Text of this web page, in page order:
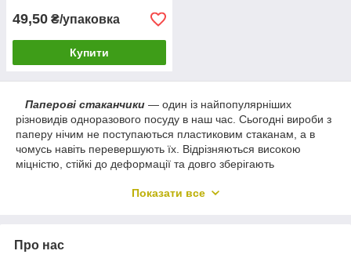
49,50 ₴/упаковка
Купити
Паперові стаканчики — один із найпопулярніших
різновидів одноразового посуду в наш час. Сьогодні вироби з
паперу нічим не поступаються пластиковим стаканам, а в
чомусь навіть перевершують їх. Відрізняються високою
міцністю, стійкі до деформації та довго зберігають
використовується для кави на винос. Окрім своєї основної
фірмовими логотипами та дизайном.
Показати все
Про нас